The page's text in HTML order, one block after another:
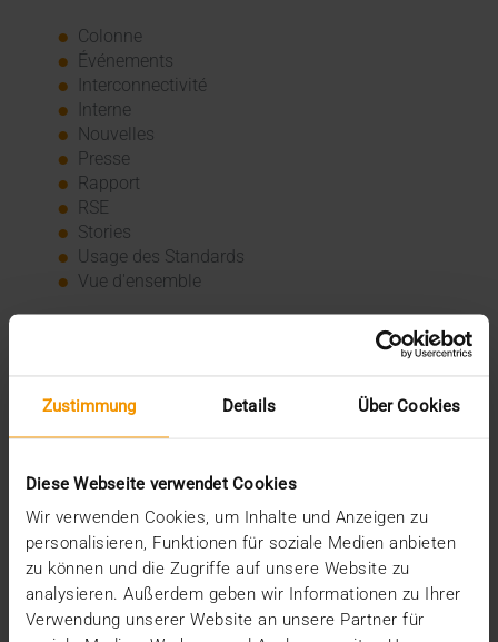
Zustimmung Details Über Cookies
Diese Webseite verwendet Cookies
Wir verwenden Cookies, um Inhalte und Anzeigen zu
personalisieren, Funktionen für soziale Medien anbieten
zu können und die Zugriffe auf unsere Website zu
analysieren. Außerdem geben wir Informationen zu Ihrer
Verwendung unserer Website an unsere Partner für
Colonne
Événements
Interconnectivité
Interne
Nouvelles
Presse
Rapport
RSE
Stories
Usage des Standards
Vue d'ensemble
juillet (3)
juin (4)
janvier (3)
décembre (3)
novembre (2)
septembre (2)
août (2)
juillet (2)